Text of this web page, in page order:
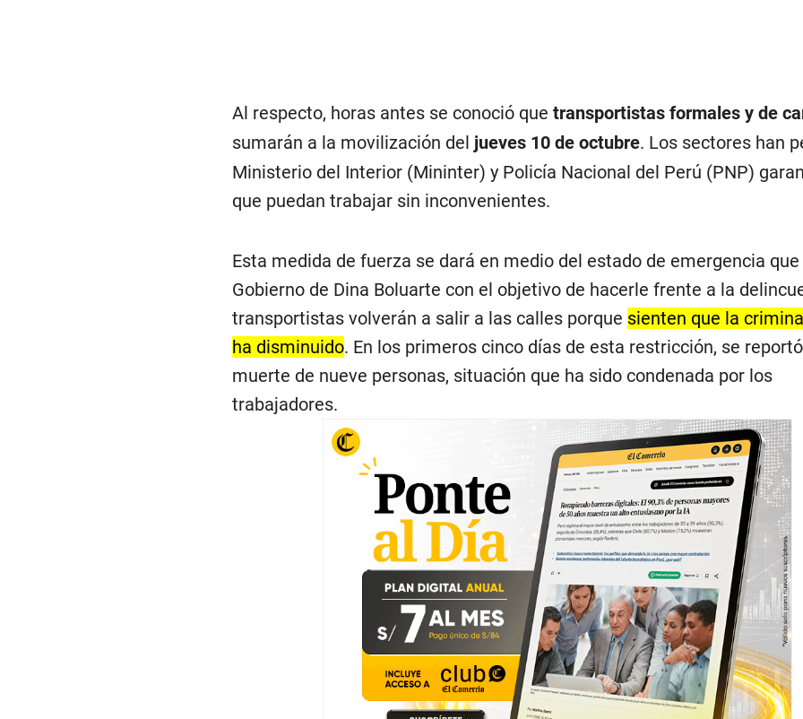
Al respecto, horas antes se conoció que transportistas formales y de
sumarán a la movilización del jueves 10 de octubre. Los sectores han
Ministerio del Interior (Mininter) y Policía Nacional del Perú (PNP)
que puedan trabajar sin inconvenientes.
Esta medida de fuerza se dará en medio del estado de emergencia
Gobierno de Dina Boluarte con el objetivo de hacerle frente a la
transportistas volverán a salir a las calles porque sienten que la
ha disminuido. En los primeros cinco días de esta restricción, se
muerte de nueve personas, situación que ha sido condenada por los
trabajadores.